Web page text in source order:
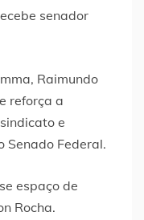
Raimundo
reforça a
e
Senado Federal.
espaço de
Rocha.